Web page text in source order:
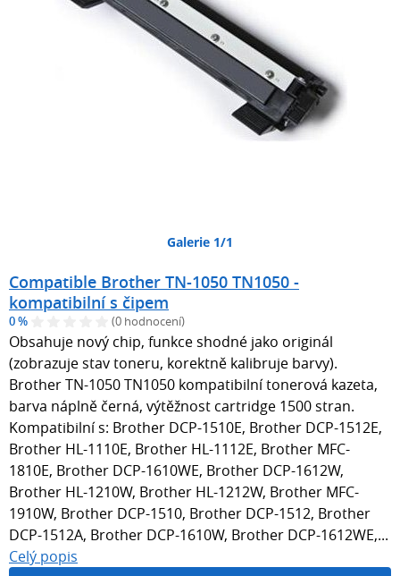
Galerie 1/1
Compatible Brother TN-1050 TN1050 -
kompatibilní s čipem
0 % (0 hodnocení)
Obsahuje nový chip, funkce shodné jako originál
(zobrazuje stav toneru, korektně kalibruje barvy).
Brother TN-1050 TN1050 kompatibilní tonerová kazeta,
barva náplně černá, výtěžnost cartridge 1500 stran.
Kompatibilní s: Brother DCP-1510E, Brother DCP-1512E,
Brother HL-1110E, Brother HL-1112E, Brother MFC-
1810E, Brother DCP-1610WE, Brother DCP-1612W,
Brother HL-1210W, Brother HL-1212W, Brother MFC-
1910W, Brother DCP-1510, Brother DCP-1512, Brother
DCP-1512A, Brother DCP-1610W, Brother DCP-1612WE,...
Celý popis